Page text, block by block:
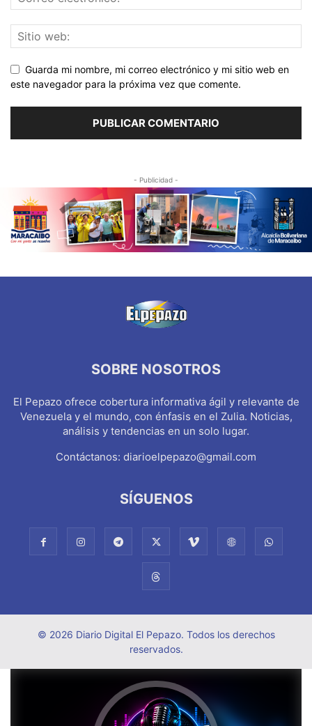
Guarda mi nombre, mi correo electrónico y mi sitio web en
este navegador para la próxima vez que comente.
- Publicidad -
SOBRE NOSOTROS
El Pepazo ofrece cobertura informativa ágil y relevante de
Venezuela y el mundo, con énfasis en el Zulia. Noticias,
análisis y tendencias en un solo lugar.
Contáctanos: diarioelpepazo@gmail.com
SÍGUENOS
© 2026 Diario Digital El Pepazo. Todos los derechos
reservados.